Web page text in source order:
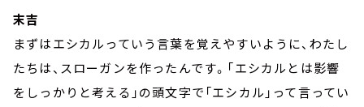
末吉
まずはエシカルっていう言葉を覚えやすいように、わたし
たちは、スローガンを作ったんです。「エシカルとは影響
をしっかりと考える」の頭文字で「エシカル」って言ってい